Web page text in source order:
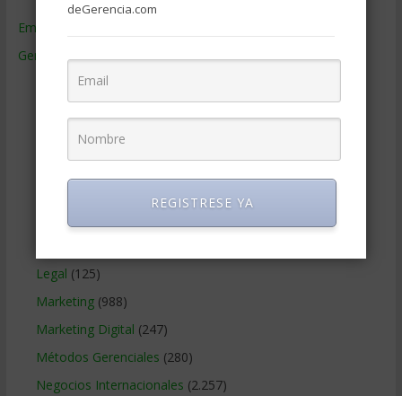
Empresas de Gerencia
Gerencia (9.477)
Ciencias Económicas
Contabilidad(466)
Educacion Gerencial
Estrategia Empresarial(304)
Legal (125)
Marketing(988)
Marketing Digital (247)
Métodos Gerenciales (280)
Negocios Internacionales (2.257)
deGerencia.com
REGISTRESE YA